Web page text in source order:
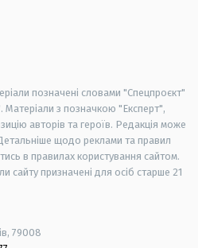
позначені словами "Спецпроєкт"
Матеріали з позначкою "Експерт",
авторів та героїв. Редакція може
Детальніше щодо реклами та правил
в правилах користування сайтом.
сайту призначені для осіб старше 21
79008